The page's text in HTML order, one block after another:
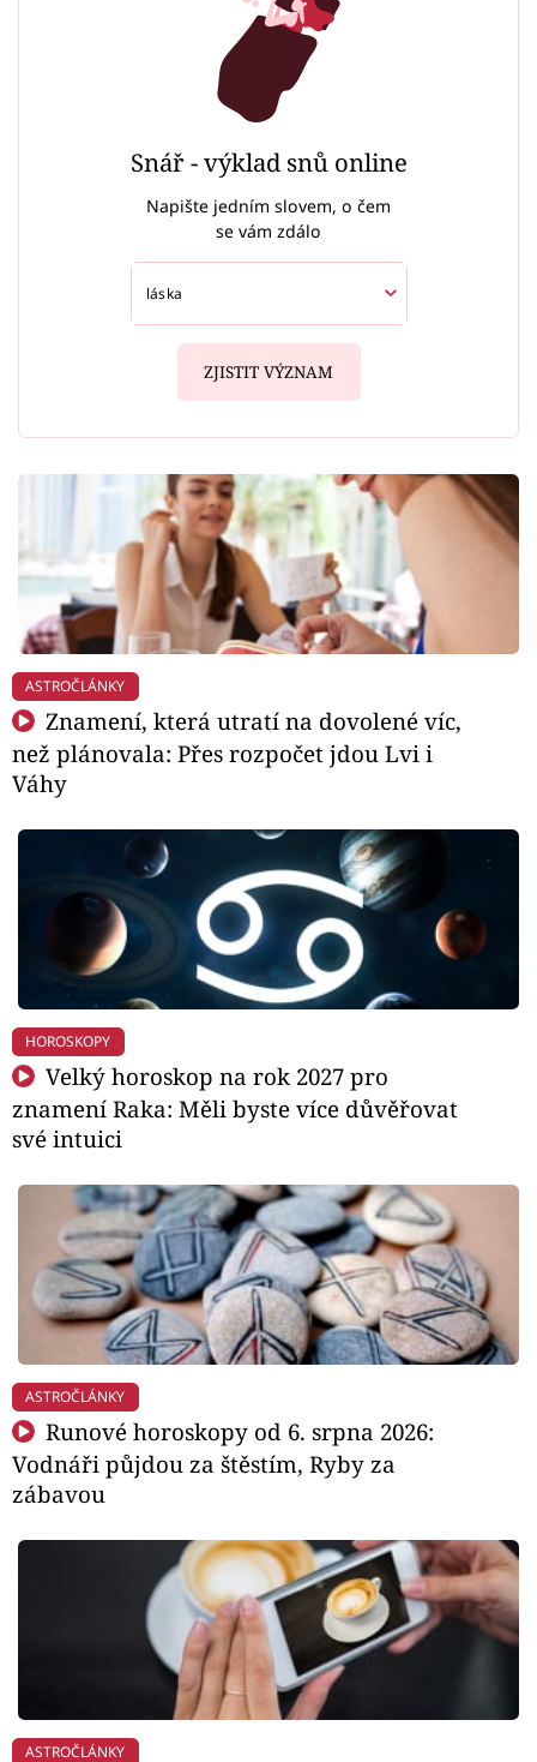
Snář - výklad snů online
Napište jedním slovem, o čem
se vám zdálo
ZJISTIT VÝZNAM
ASTROČLÁNKY
Znamení, která utratí na dovolené víc,
než plánovala: Přes rozpočet jdou Lvi i
Váhy
HOROSKOPY
Velký horoskop na rok 2027 pro
znamení Raka: Měli byste více důvěřovat
své intuici
ASTROČLÁNKY
Runové horoskopy od 6. srpna 2026:
Vodnáři půjdou za štěstím, Ryby za
zábavou
ASTROČLÁNKY